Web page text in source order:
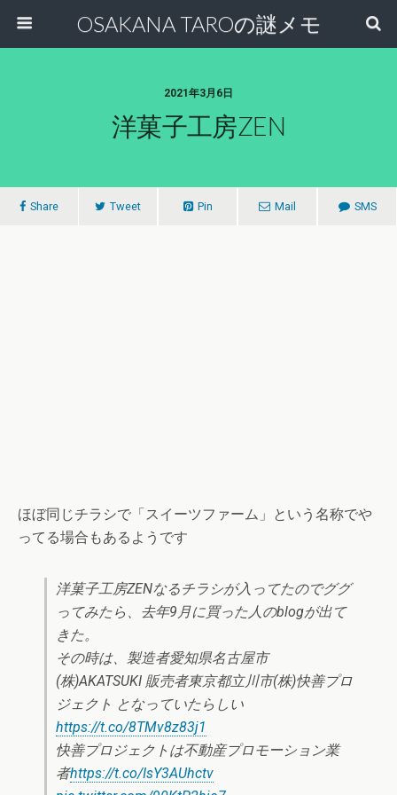
OSAKANA TAROの謎メモ
2021年3月6日
洋菓子工房ZEN
Share Tweet Pin Mail SMS
ほぼ同じチラシで「スイーツファーム」という名称でや
ってる場合もあるようです
洋菓子工房ZENなるチラシが入ってたのでググ
ってみたら、去年9月に買った人のblogが出て
きた。
その時は、製造者愛知県名古屋市
(株)AKATSUKI 販売者東京都立川市(株)快善プロ
ジェクト となっていたらしい
https://t.co/8TMv8z83j1
快善プロジェクトは不動産プロモーション業
者https://t.co/IsY3AUhctv